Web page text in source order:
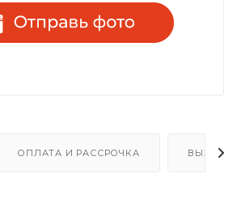
ОПЛАТА И РАССРОЧКА ВЫЗОВ